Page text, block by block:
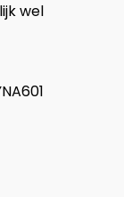
wel